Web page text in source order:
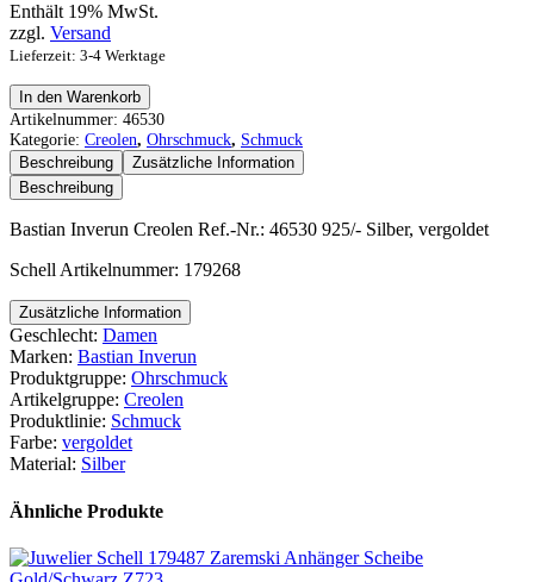
Enthält 19% MwSt.
zzgl. Versand
Lieferzeit: 3-4 Werktage
Bastian
Inverun
Creolen
Menge
In den Warenkorb
Artikelnummer: 46530
Kategorie: Creolen, Ohrschmuck, Schmuck
Beschreibung
Zusätzliche Information
Beschreibung
Bastian Inverun Creolen Ref.-Nr.: 46530 925/- Silber, vergoldet
Schell Artikelnummer: 179268
Zusätzliche Information
Geschlecht: Damen
Marken: Bastian Inverun
Produktgruppe: Ohrschmuck
Artikelgruppe: Creolen
Produktlinie: Schmuck
Farbe: vergoldet
Material: Silber
Ähnliche Produkte